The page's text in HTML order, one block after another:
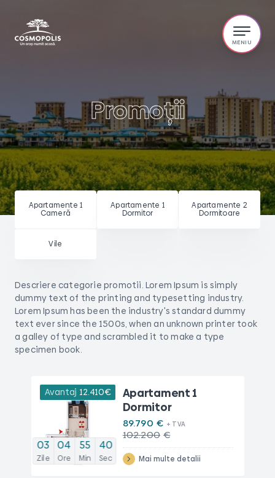
Promoții
Apartamente 1
Cameră
Apartamente 1
Dormitor
Apartamente 2
Dormitoare
Vile
Descriere categorie promotii. Lorem Ipsum is simply
dummy text of the printing and typesetting industry.
Lorem Ipsum has been the industry's standard dummy
text ever since the 1500s, when an unknown printer took
a galley of type and scrambled it to make a type
specimen book.
12.410€
03
Zile
04
Ore
55
Min
40
Sec
Apartament 1
Dormitor
89.790 €
102.200 €
Mai multe detalii